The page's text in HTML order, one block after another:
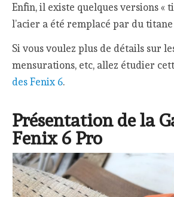
Enfin, il existe quelques versions «
l’acier a été remplacé par du titane
Si vous voulez plus de détails sur
mensurations, etc, allez étudier
des Fenix 6.
Présentation de la
Fenix 6 Pro